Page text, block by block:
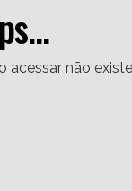
acessar não